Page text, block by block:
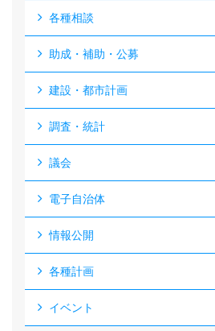
各種相談
助成・補助・公募
建設・都市計画
調査・統計
議会
電子自治体
情報公開
各種計画
イベント